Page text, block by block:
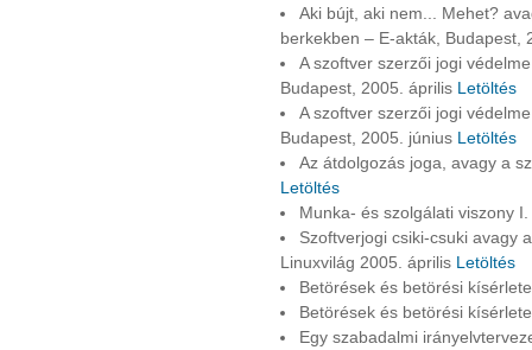
Aki bújt, aki nem... Mehet?
berkekben – E-akták, Budapest,
A szoftver szerzői jogi
Budapest, 2005. április Letöltés
A szoftver szerzői jogi
Budapest, 2005. június Letöltés
Az átdolgozás joga, avagy a
Letöltés
Munka- és szolgálati viszony
Szoftverjogi csiki-csuki avagy
Linuxvilág 2005. április Letöltés
Betörések és betörési
Betörések és betörési
Egy szabadalmi